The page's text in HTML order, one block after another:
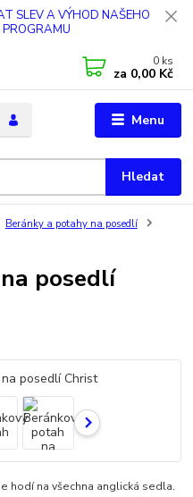
SLEV A VÝHOD NAŠEHO
Menu
Hledat
0 ks
za 0,00 Kč
Beránky a potahy na posedlí
posedlí
hodí na všechna anglická sedla.